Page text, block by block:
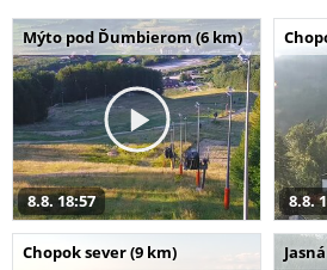
Mýto pod Ďumbierom (6 km)
8.8. 18:57 8.8.
Chopok sever (9 km)